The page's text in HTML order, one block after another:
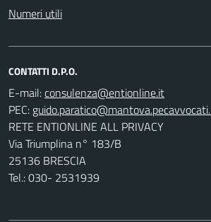
Numeri utili
CONTATTI D.P.O.
E-mail:
PEC:
RETE ENTIONLINE ALL PRIVACY
Via Triumplina n° 183/B
25136 BRESCIA
Tel.: 030- 2531939